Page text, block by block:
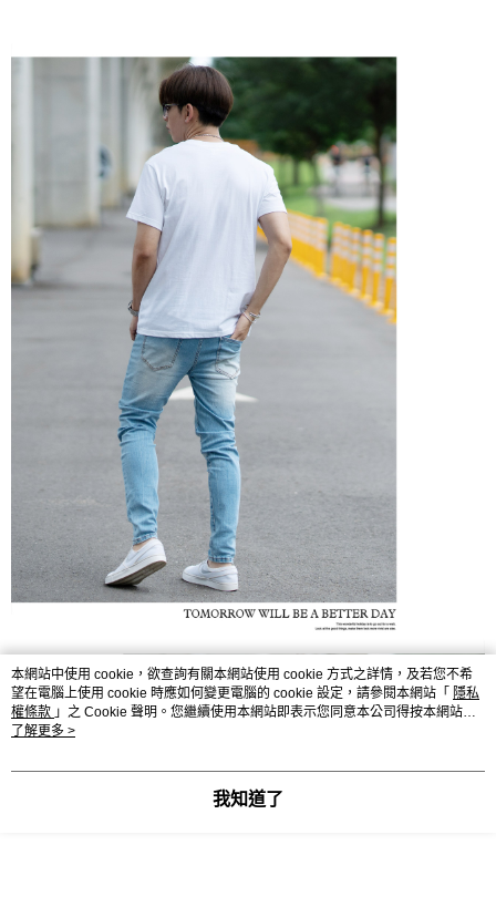
本網站中使用 cookie，欲查詢有關本網站使用 cookie 方式之詳情，及若您不希
望在電腦上使用 cookie 時應如何變更電腦的 cookie 設定，請參閱本網站「 隱私
權條款 」之 Cookie 聲明。您繼續使用本網站即表示您同意本公司得按本網站使
用條款之 Cookie 聲明使用 cookie。
了解更多 >
我知道了